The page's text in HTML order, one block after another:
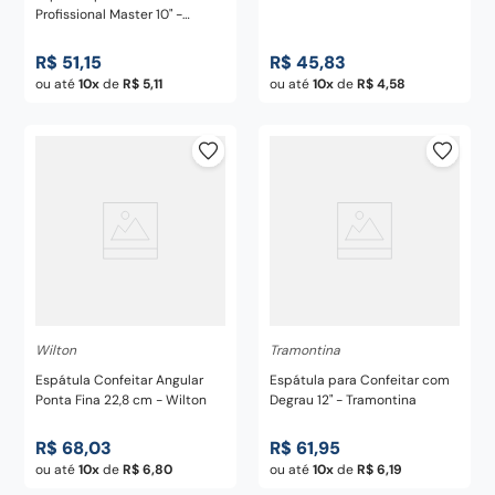
Profissional Master 10" -
R$ 51,15
ou até10 deR$ 5,11
R$ 45,83
ou até10 deR$ 4,58
Wilton
Espátula Confeitar Angular
Ponta Fina 22,8 cm - Wilton
R$ 68,03
ou até10 deR$ 6,80
Tramontina
Espátula para Confeitar com
Degrau 12" - Tramontina
R$ 61,95
ou até10 deR$ 6,19